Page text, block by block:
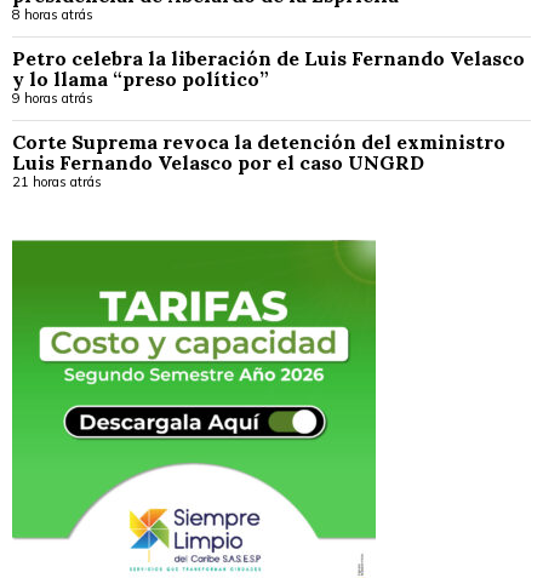
8 horas atrás
Petro celebra la liberación de Luis Fernando Velasco
y lo llama “preso político”
9 horas atrás
Corte Suprema revoca la detención del exministro
Luis Fernando Velasco por el caso UNGRD
21 horas atrás